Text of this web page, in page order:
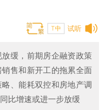
试听
T中
缓，前期房企融资政策
售和新开工的拖累全面
、能耗双控和房地产调
比增速或进一步放缓